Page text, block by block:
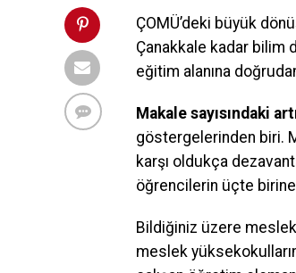
ÇOMÜ’deki büyük
Çanakkale kadar bilim
eğitim alanına
Makale sayısındaki
göstergelerinden biri.
karşı oldukça
öğrencilerin üçte birine
Bildiğiniz üzere
meslek